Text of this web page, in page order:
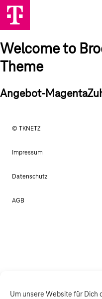
Um unsere Website für Dich
Welcome to
Theme
Angebot-
© TKNETZ
Impressum
Datenschutz
AGB